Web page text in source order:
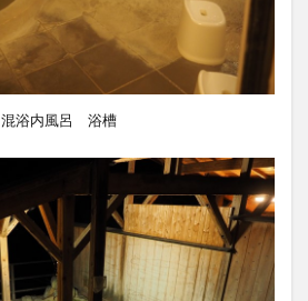
混浴内風呂 浴槽